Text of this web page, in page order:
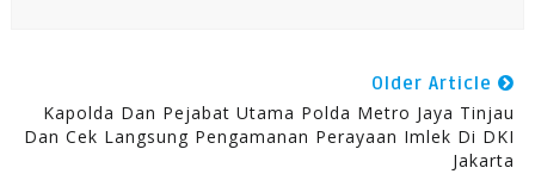
Older Article
Kapolda Dan Pejabat Utama Polda Metro Jaya Tinjau
Dan Cek Langsung Pengamanan Perayaan Imlek Di DKI
Jakarta